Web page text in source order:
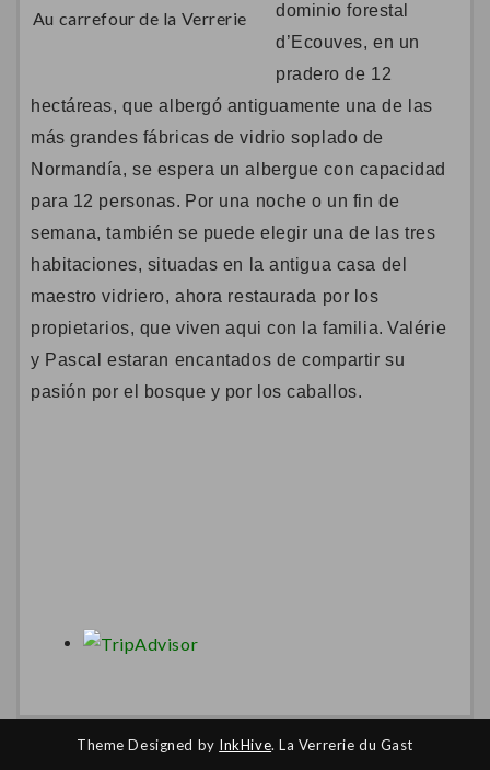
Au carrefour de la Verrerie
dominio forestal
d’Ecouves, en un
pradero de 12
hectáreas, que albergó antiguamente una de las
más grandes fábricas de vidrio soplado de
Normandía, se espera un albergue con capacidad
para 12 personas. Por una noche o un fin de
semana, también se puede elegir una de las tres
habitaciones, situadas en la antigua casa del
maestro vidriero, ahora restaurada por los
propietarios, que viven aqui con la familia. Valérie
y Pascal estaran encantados de compartir su
pasión por el bosque y por los caballos.
Theme Designed by InkHive.La Verrerie du Gast